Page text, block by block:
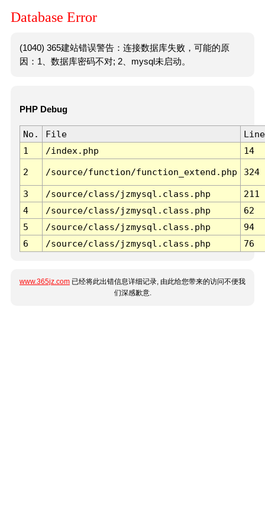
Database Error
(1040) 365建站错误警告：连接数据库失败，可能的原
因：1、数据库密码不对; 2、mysql未启动。
PHP Debug
No. File
Line
1
/index.php 14
2 /source/function/function_extend.php 324
3 /source/class/jzmysql.class.php
211
4
/source/class/jzmysql.class.php
62
5
/source/class/jzmysql.class.php
94
6
/source/class/jzmysql.class.php 76
www.365jz.com 已经将此出错信息详细记录, 由此给您带来的访问不便我
们深感歉意.